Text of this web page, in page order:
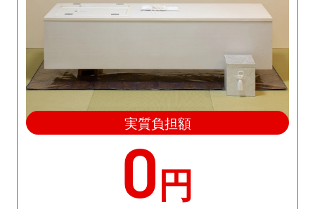
実質負担額
0 円